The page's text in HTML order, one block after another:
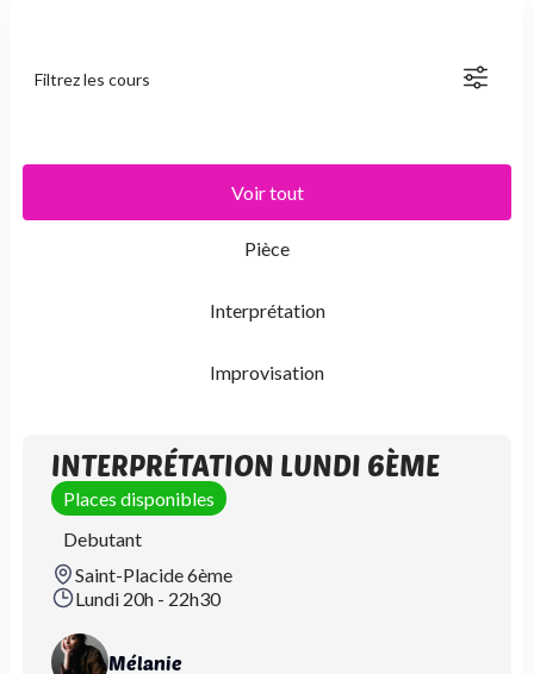
Voir tout
Pièce
Interprétation
Improvisation
INTERPRÉTATION LUNDI 6ÈME
Places disponibles
Debutant
Saint-Placide 6ème
Lundi 20h - 22h30
Mélanie
Filtrez les cours